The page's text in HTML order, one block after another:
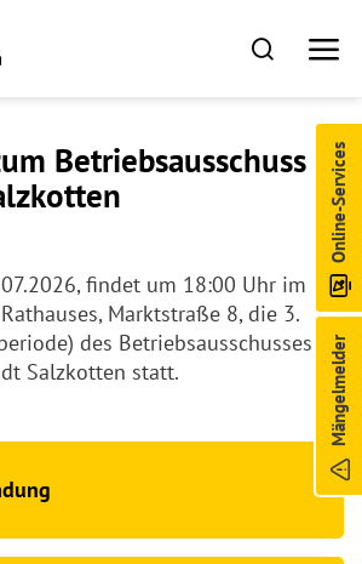
Mängelmelder
Online-Services
Betriebsausschuss
findet um 18:00 Uhr im
Marktstraße 8, die 3.
des Betriebsausschusses
Salzkotten statt.